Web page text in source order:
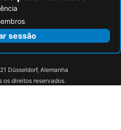
sessão
Düsseldorf, Alemanha
os direitos reservados.